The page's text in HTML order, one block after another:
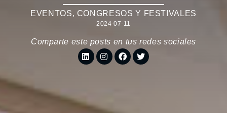
EVENTOS, CONGRESOS Y FESTIVALES
2024-07-11
Comparte este posts en tus redes sociales